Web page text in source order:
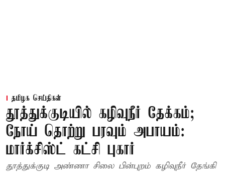
தமிழக செய்திகள்
தூத்துக்குடியில் கழிவுநீர் தேக்கம்;
நோய் தொற்று பரவும் அபாயம்:
மார்க்சிஸ்ட் கட்சி புகார்
தூத்துக்குடி அண்ணா சிலை பின்புறம் கழிவுநீர் தேங்கி